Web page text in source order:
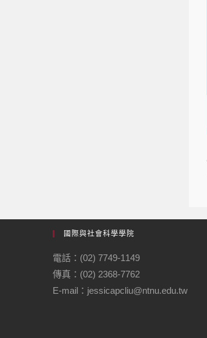
國際與社會科學學院
電話：(02) 7749-1149
傳真：(02) 2368-7762
E-mail：jessicapcliu@ntnu.edu.tw